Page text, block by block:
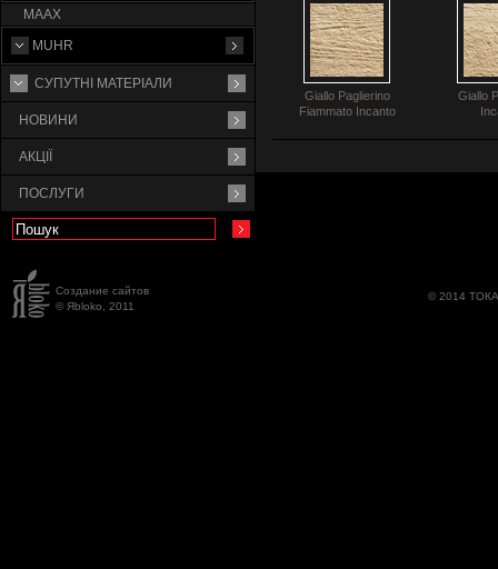
MAAX
MUHR
СУПУТНI МАТЕРIАЛИ
НОВИНИ
АКЦІЇ
ПОСЛУГИ
Giallo Paglierino
Fiammato Incanto
Giallo
Создание сайтов
© Яbloko, 2011
© 2014